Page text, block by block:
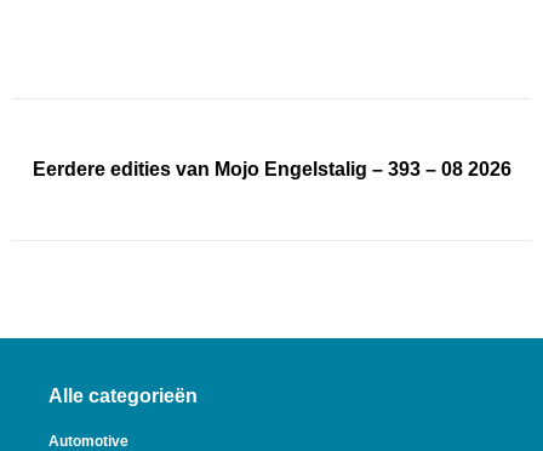
Eerdere edities van Mojo Engelstalig – 393 – 08 2026
Alle categorieën
Automotive